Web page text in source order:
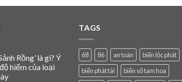
Rồng’ là gì? Ý
hiếm của loại
TAGS
68 86 an toàn
biển lộc phát
biển phát tài
biển số tam hoa